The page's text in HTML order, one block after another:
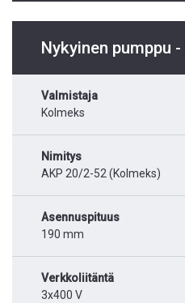
Nykyinen pumppu
Valmistaja
Kolmeks
Nimitys
AKP 20/2-52 (Kolmeks)
Asennuspituus
190 mm
Verkkoliitäntä
3x400 V